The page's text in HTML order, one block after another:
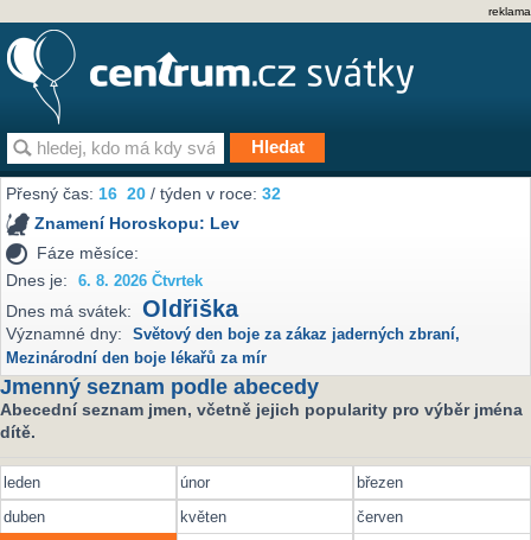
reklama
Přesný čas:16 20 / týden v roce:32
Znamení Horoskopu: Lev
Fáze měsíce:
Dnes je:
6. 8. 2026 Čtvrtek
Dnes má svátek: Oldřiška
Významné dny: Světový den boje za zákaz jaderných zbraní,
Mezinárodní den boje lékařů za mír
Jmenný seznam podle abecedy
Abecední seznam jmen, včetně jejich popularity pro výběr jména
dítě.
leden únor
březen
duben
květen
červen